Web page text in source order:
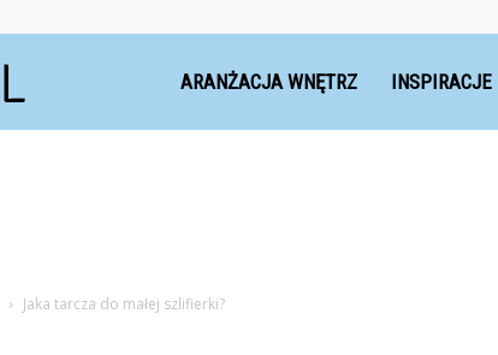
ARANŻACJA WNĘTRZ INSPIRACJE
Jaka tarcza do małej szlifierki?